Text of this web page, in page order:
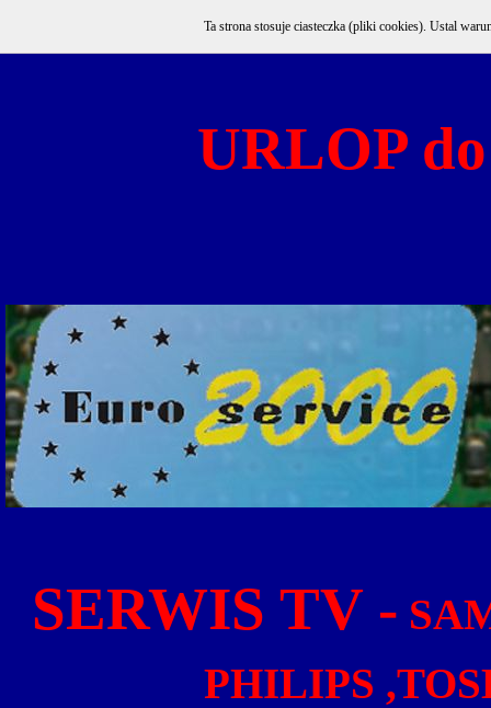
URLOP
SERWIS TV -
PHILIPS
Ta strona stosuje ciasteczka (pliki cookies). Ustal